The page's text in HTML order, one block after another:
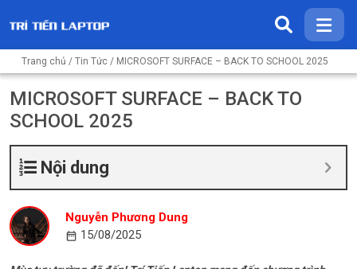
Trang chủ / Tin Tức / MICROSOFT SURFACE – BACK TO SCHOOL 2025
MICROSOFT SURFACE – BACK TO
SCHOOL 2025
Nội dung
Nguyễn Phương Dung
15/08/2025